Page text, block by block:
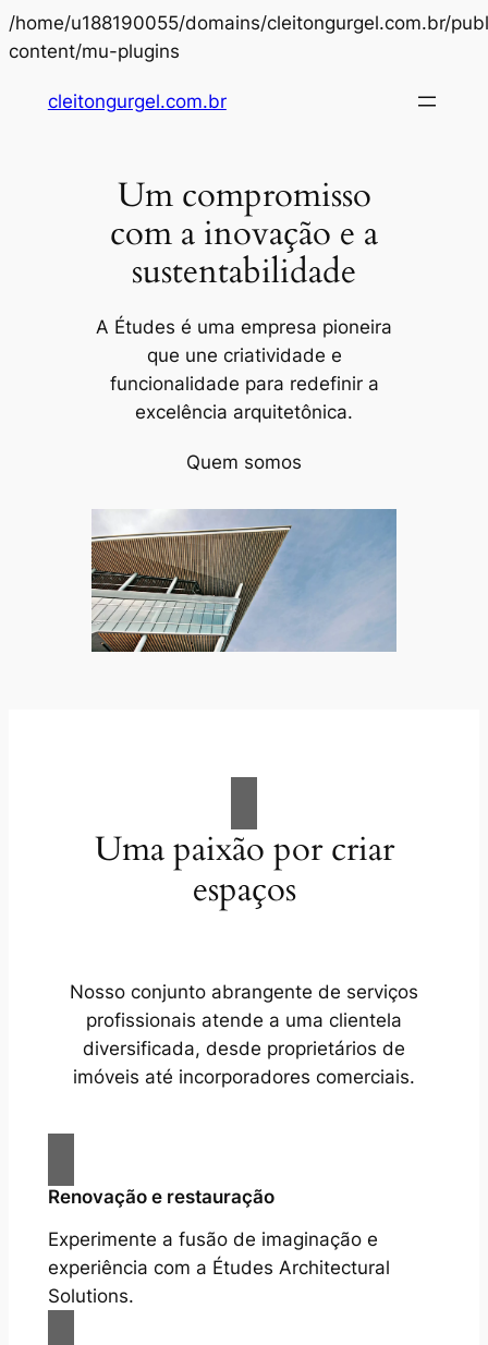
/home/u188190055/domains/cleitongurgel.com.br/
content/mu-plugins
o
cleitongurgel.com.br
Um compromisso
com a inovação e a
sustentabilidade
A Études é uma empresa pioneira
que une criatividade e
funcionalidade para redefinir a
excelência arquitetônica.
Quem somos
Uma paixão por criar
espaços
Nosso conjunto abrangente de serviços
profissionais atende a uma clientela
diversificada, desde proprietários de
imóveis até incorporadores comerciais.
Renovação e restauração
Experimente a fusão de imaginação e
experiência com a Études Architectural
Solutions.